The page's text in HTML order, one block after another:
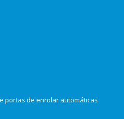
portas de enrolar automáticas